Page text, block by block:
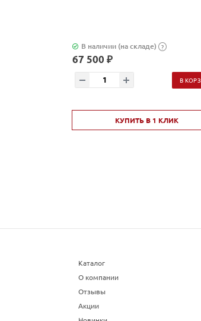
В наличии (на складе) ?
67 500 ₽
В
КУПИТЬ В 1 КЛИК
Каталог
О компании
Отзывы
Акции